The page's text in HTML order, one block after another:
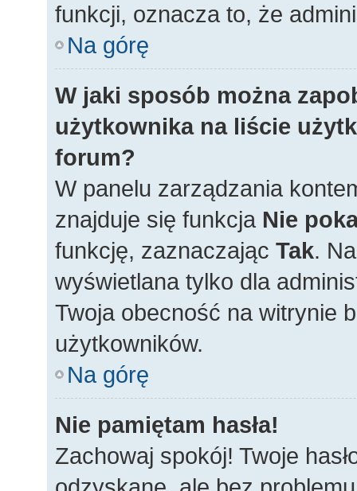
funkcji, oznacza to, że
Na górę
W jaki sposób można
użytkownika na liście
forum?
W panelu zarządzania
znajduje się funkcja Nie
funkcję, zaznaczając Tak.
wyświetlana tylko dla
Twoja obecność na witrynie
użytkowników.
Na górę
Nie pamiętam hasła!
Zachowaj spokój! Twoje